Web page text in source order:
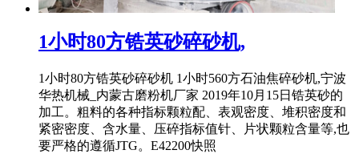
1小时80方锆英砂碎砂机,
1小时80方锆英砂碎砂机 1小时560方石油焦碎砂机,宁波
华热机械_内蒙古磨粉机厂家 2019年10月15日锆英砂的
加工。粗料的各种指标颗粒配、表观密度、堆积密度和
紧密密度、含水量、压碎指标值针、片状颗粒含量等,也
要严格的遵循JTG。E42200快照